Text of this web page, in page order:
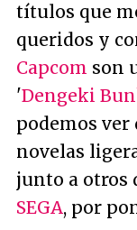
títulos que
queridos y
Capcom son
'Dengeki
podemos ver
novelas
junto a otros
SEGA, por